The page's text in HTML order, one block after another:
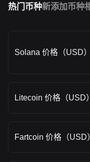
热门币种新添加币种
Solana 价格（USD）
Litecoin 价格（USD）
Fartcoin 价格（USD